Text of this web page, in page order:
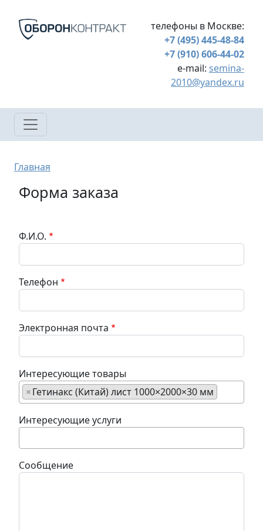
телефоны в Москве:
+7 (495) 445-48-84
+7 (910) 606-44-02
e-mail: semina-
2010@yandex.ru
Строка навигации
Главная
Форма заказа
Ф.И.О.
Телефон
Электронная почта
Интересующие товары
×Гетинакс (Китай) лист 1000×2000×30 мм
Интересующие услуги
Сообщение